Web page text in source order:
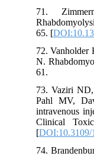
71.
65. [
72.
N.
73. Vaziri
Pahl MV,
Clinical
[
74.